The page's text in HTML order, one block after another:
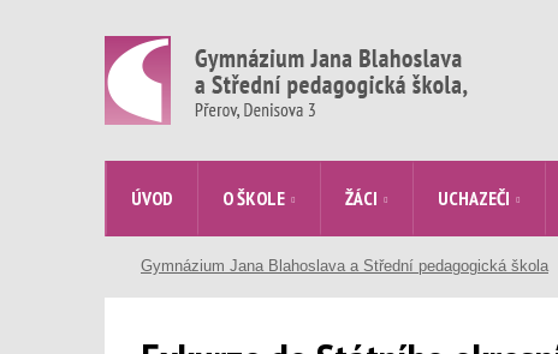
ÚVOD O ŠKOLE ŽÁCI UCHAZEČI
Gymnázium Jana Blahoslava a Střední pedagogická škola